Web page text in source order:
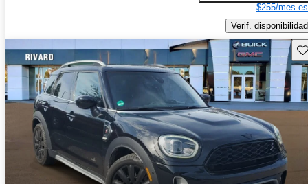
$255/mes
Verif. disponibilidad